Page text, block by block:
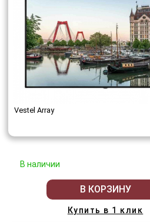
Vestel Array
В наличии
В КОРЗИНУ
Купить в 1 клик